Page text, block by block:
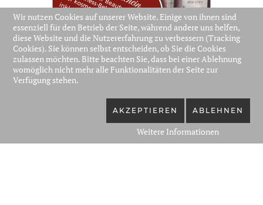
Wir nutzen Cookies auf unserer Website. Einige von ihnen sind
essenziell für den Betrieb der Seite, während andere uns helfen,
diese Website und die Nutzererfahrung zu verbessern (Tracking
Cookies). Sie können selbst entscheiden, ob Sie die Cookies
zulassen möchten. Bitte beachten Sie, dass bei einer Ablehnung
womöglich nicht mehr alle Funktionalitäten der Seite zur
Verfügung stehen.
AKZEPTIEREN ABLEHNEN
Weitere Informationen